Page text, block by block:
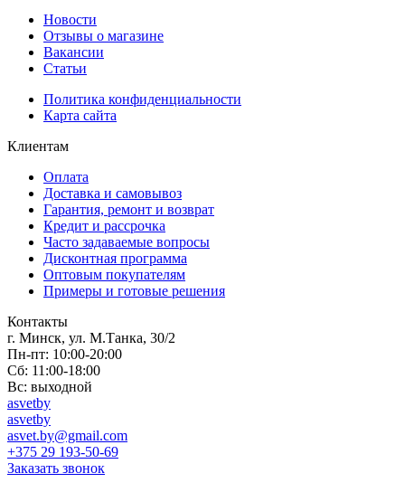
Новости
Отзывы о магазине
Вакансии
Статьи
Политика конфиденциальности
Карта сайта
Клиентам
Оплата
Доставка и самовывоз
Гарантия, ремонт и возврат
Кредит и рассрочка
Часто задаваемые вопросы
Дисконтная программа
Оптовым покупателям
Примеры и готовые решения
Контакты
г. Минск, ул. М.Танка, 30/2
Пн-пт: 10:00-20:00
Сб: 11:00-18:00
Вс: выходной
asvetby
asvetby
asvet.by@gmail.com
+375 29 193-50-69
Заказать звонок